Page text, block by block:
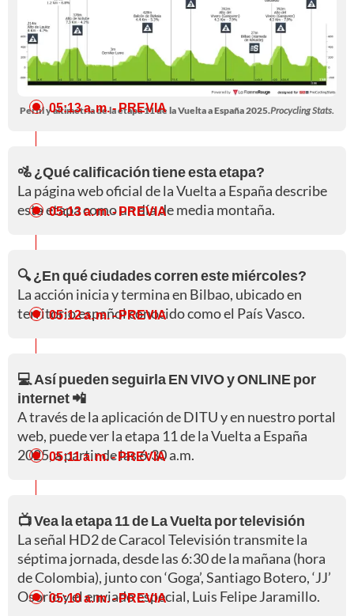
Perfil y altimetría de la etapa 11 de la Vuelta a España 2025.Procycling Stats.
05:13 a. m.- PREVIA
🚵 ¿Qué calificación tiene esta etapa?
La página web oficial de la Vuelta a España describe
esta etapa como un día de media montaña.
05:13 a. m.- PREVIA
🔍 ¿En qué ciudades corren este miércoles?
La acción inicia y termina en Bilbao, ubicado en
territorio español conocido como el País Vasco.
05:12 a. m.- PREVIA
💻 Así pueden seguirla EN VIVO y ONLINE por
internet 📲
A través de la aplicación de DITU y en nuestro portal
web, puede ver la etapa 11 de la Vuelta a España
2025, a partir de las 6:30 a.m.
05:11 a. m.- PREVIA
📺 Vea la etapa 11 de La Vuelta por televisión
La señal HD2 de Caracol Televisión transmite la
séptima jornada, desde las 6:30 de la mañana (hora
de Colombia), junto con ‘Goga’, Santiago Botero, ‘JJ’
Osorio y el enviado especial, Luis Felipe Jaramillo.
05:10 a. m.- PREVIA